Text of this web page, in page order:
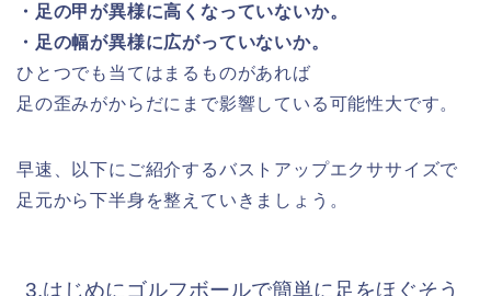
・足の甲が異様に高くなっていないか。
・足の幅が異様に広がっていないか。
ひとつでも当てはまるものがあれば
足の歪みがからだにまで影響している可能性大です。
早速、以下にご紹介するバストアップエクササイズで
足元から下半身を整えていきましょう。
3.はじめにゴルフボールで簡単に足をほぐそう